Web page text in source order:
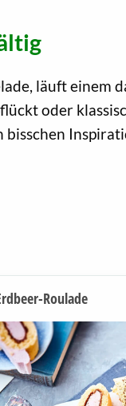
läuft einem
oder
Roulade